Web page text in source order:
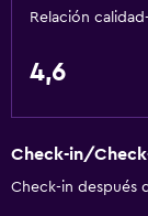
Relación
4,6
Check-in/
Check-in después